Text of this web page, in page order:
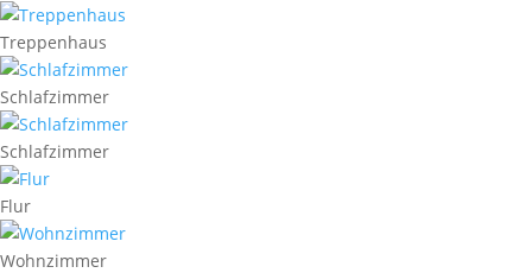
Treppenhaus
Schlafzimmer
Schlafzimmer
Flur
Wohnzimmer